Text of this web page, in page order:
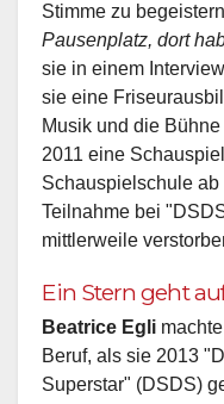
Stimme zu
Pausenplatz, dort
sie in einem
sie eine
Musik und die
2011 eine
Schauspielschule
Teilnahme bei
mittlerweile
Ein Stern geht
Beatrice Egli
Beruf, als sie 2013
Superstar" (DSDS)